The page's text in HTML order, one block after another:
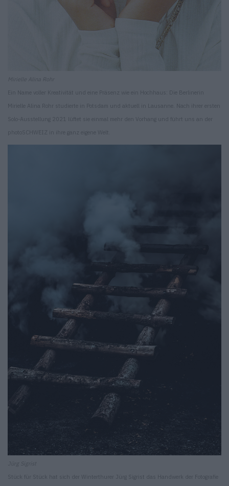
Ein Name voller Kreativität und eine Präsenz wie ein Hochhaus: Die Berlinerin
Mirielle Alina Rohr studierte in Potsdam und aktuell in Lausanne. Nach ihrer ersten
Solo-Ausstellung 2021 lüftet sie einmal mehr den Vorhang und führt uns an der
photoSCHWEIZ in ihre ganz eigene Welt.
Stück für Stück hat sich der Winterthurer Jürg Sigrist das Handwerk der Fotografie